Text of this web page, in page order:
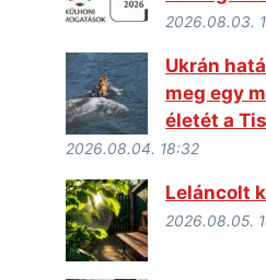
2026.08.03.
Ukrán
meg egy
életét a
2026.08.04. 18:32
Leláncolt
2026.08.05.